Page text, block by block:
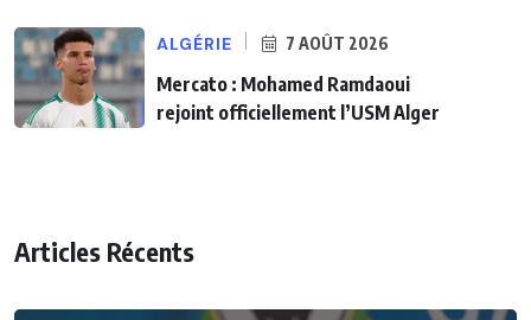
ALGÉRIE 7 AOÛT 2026
Mercato : Mohamed Ramdaoui
rejoint officiellement l’USM Alger
Articles Récents